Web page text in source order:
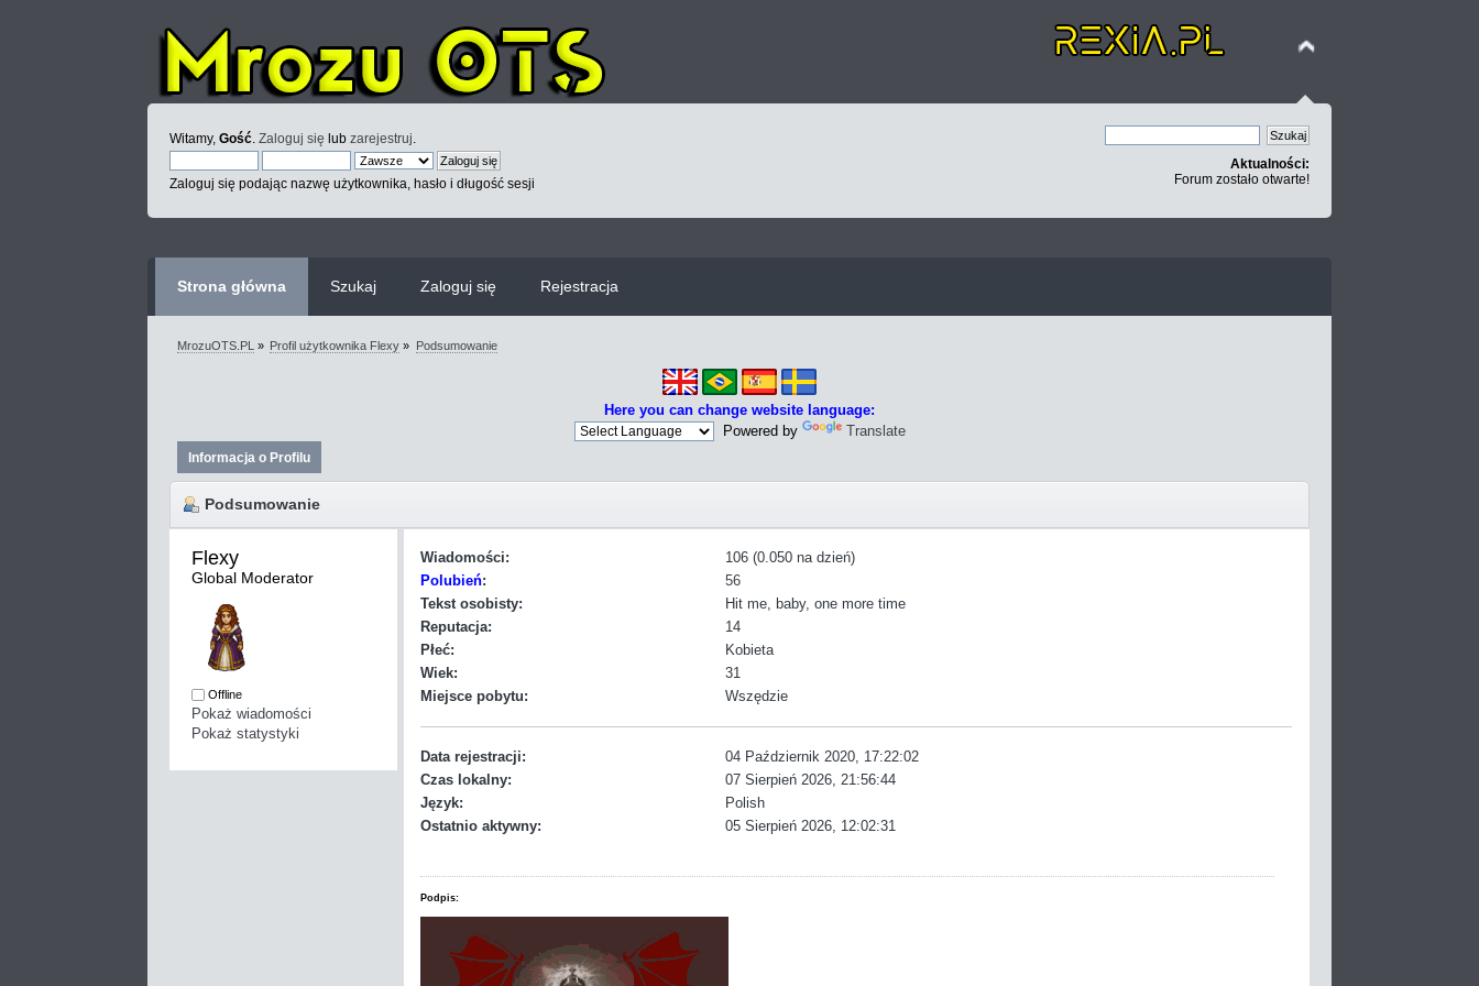
Witamy,Gość .Zaloguj się lubzarejestruj
Zaloguj się podając nazwę użytkownika, hasło i długość sesji
Aktualności:
Forum zostało otwarte!
Strona główna Szukaj Zaloguj się Rejestracja
MrozuOTS.PL » Profil użytkownika Flexy » Podsumowanie
Here you can change website language:
Powered by
Translate
Informacja o Profilu
Podsumowanie
Flexy
Global Moderator
Offline
Pokaż wiadomości
Pokaż statystyki
Wiadomości:
106 (0.050 na dzień)
Polubień:
56
Tekst osobisty:
Hit me, baby, one more time
Reputacja:
14
Płeć:
Kobieta
Wiek:
31
Miejsce pobytu:
Wszędzie
Data rejestracji:
04 Październik 2020, 17:22:02
Czas lokalny:
07 Sierpień 2026, 21:56:44
Język:
Polish
Ostatnio aktywny:
05 Sierpień 2026, 12:02:31
Podpis: